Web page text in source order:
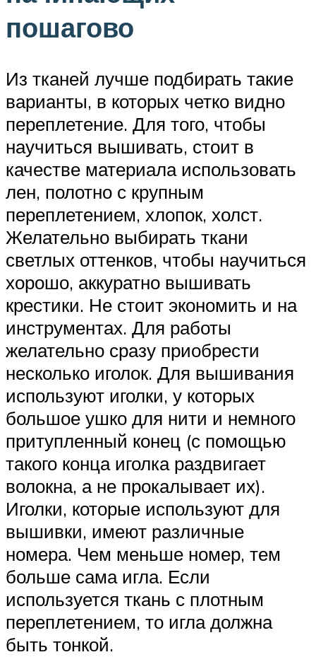
пошагово
Из тканей лучше подбирать такие
варианты, в которых четко видно
переплетение. Для того, чтобы
научиться вышивать, стоит в
качестве материала использовать
лен, полотно с крупным
переплетением, хлопок, холст.
Желательно выбирать ткани
светлых оттенков, чтобы научиться
хорошо, аккуратно вышивать
крестики. Не стоит экономить и на
инструментах. Для работы
желательно сразу приобрести
несколько иголок. Для вышивания
используют иголки, у которых
большое ушко для нити и немного
притупленный конец (с помощью
такого конца иголка раздвигает
волокна, а не прокалывает их).
Иголки, которые используют для
вышивки, имеют различные
номера. Чем меньше номер, тем
больше сама игла. Если
используется ткань с плотным
переплетением, то игла должна
быть тонкой.